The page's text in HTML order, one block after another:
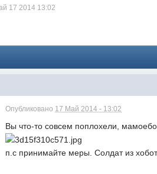
17 2014 13:02
Опубликовано 17 Май 2014 - 13:02
Вы что-то совсем поплохели,
п.с принимайте меры. Солдат из